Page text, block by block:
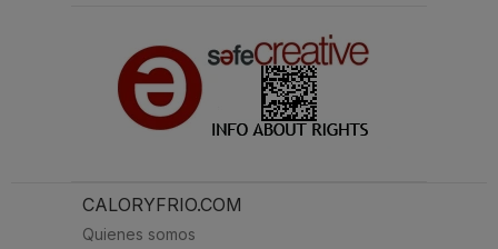
CALORYFRIO.COM
Quienes somos